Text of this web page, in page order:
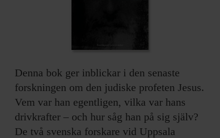
KONTAKTA F&F
SKRIV I F&F
PRENUMERERA PÅ F&F
Denna bok ger inblickar i den senaste
forskningen om den judiske profeten Jesus.
Vem var han egentligen, vilka var hans
drivkrafter – och hur såg han på sig själv?
De två svenska forskare vid Uppsala